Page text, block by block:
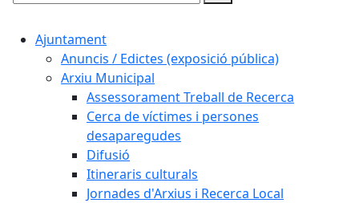
Cercar:
Ajuntament
Anuncis / Edictes (exposició pública)
Arxiu Municipal
Assessorament Treball de Recerca
Cerca de víctimes i persones
desaparegudes
Difusió
Itineraris culturals
Jornades d'Arxius i Recerca Local